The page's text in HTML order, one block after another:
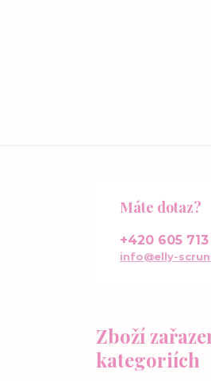
Zboží
kategoriích
Máte dotaz?
+420 605
info@elly-